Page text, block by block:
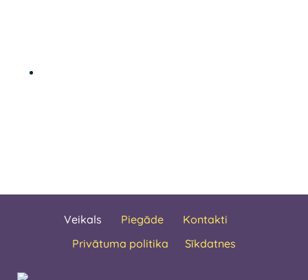
Veikals Piegāde
Kontakti
Privātuma politika
Sīkdatnes